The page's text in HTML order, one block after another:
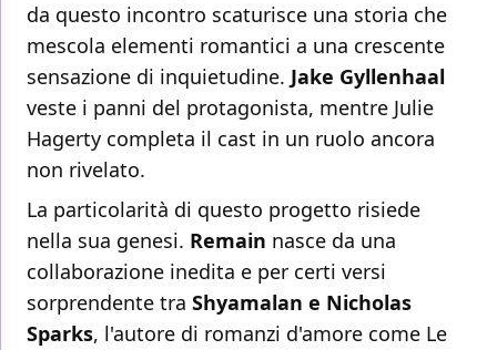
da questo incontro scaturisce una storia che
mescola elementi romantici a una crescente
sensazione di inquietudine. Jake Gyllenhaal
veste i panni del protagonista, mentre Julie
Hagerty completa il cast in un ruolo ancora
non rivelato.
La particolarità di questo progetto risiede
nella sua genesi. Remain nasce da una
collaborazione inedita e per certi versi
sorprendente tra Shyamalan e Nicholas
Sparks, l'autore di romanzi d'amore come Le